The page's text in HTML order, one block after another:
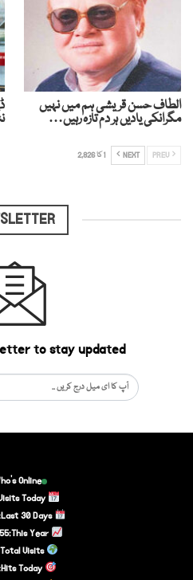
الطاف حسن قریشی ہم میں نہیں
مگرانکی یادیں ہر دم تازہ رہیں…
NEXT 1 کا 2,826
to stay updated.
Online:
Visits Today:
Last 30 Days:
Total Visits:
Hits Today: